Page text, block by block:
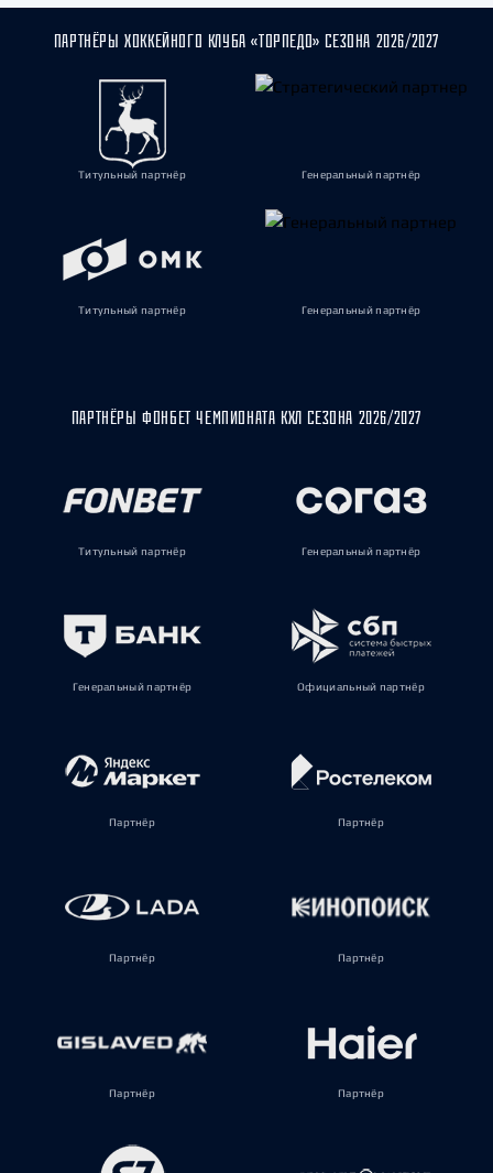
ПАРТНЁРЫ ХОККЕЙНОГО КЛУБА «ТОРПЕДО» СЕЗОНА 2026/2027
Титульный партнёр Генеральный партнёр
Титульный партнёр Генеральный партнёр
ПАРТНЁРЫ ФОНБЕТ ЧЕМПИОНАТА КХЛ СЕЗОНА 2026/2027
Титульный партнёр Генеральный партнёр
Генеральный партнёр Официальный партнёр
Партнёр Партнёр
Партнёр Партнёр
Партнёр Партнёр